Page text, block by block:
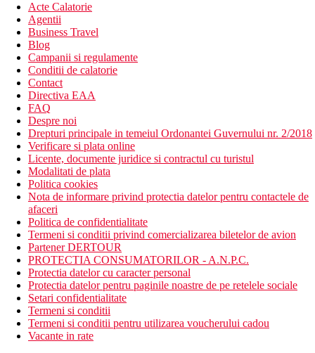
Acte Calatorie
Agentii
Business Travel
Blog
Campanii si regulamente
Conditii de calatorie
Contact
Directiva EAA
FAQ
Despre noi
Drepturi principale in temeiul Ordonantei Guvernului nr. 2/2018
Verificare si plata online
Licente, documente juridice si contractul cu turistul
Modalitati de plata
Politica cookies
Nota de informare privind protectia datelor pentru contactele de
afaceri
Politica de confidentialitate
Termeni si conditii privind comercializarea biletelor de avion
Partener DERTOUR
PROTECTIA CONSUMATORILOR - A.N.P.C.
Protectia datelor cu caracter personal
Protectia datelor pentru paginile noastre de pe retelele sociale
Setari confidentialitate
Termeni si conditii
Termeni si conditii pentru utilizarea voucherului cadou
Vacante in rate